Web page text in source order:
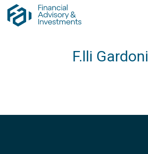
F.lli Gardoni